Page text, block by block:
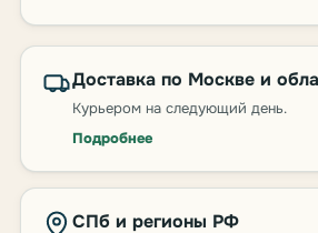
Доставка по Москве и
Курьером на следующий день.
Подробнее
СПб и регионы РФ